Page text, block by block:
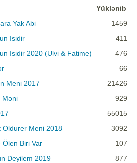
Yüklənib
Yak Abi
1459
Isidir
411
Isidir 2020 (Ulvi & Fatime)
476
66
Meni 2017
21426
Məni
929
55015
Oldurer Meni 2018
3092
Ölen Biri Var
107
Deyilem 2019
877